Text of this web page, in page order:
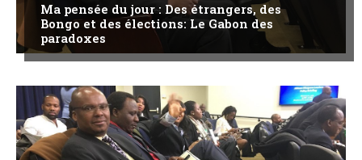
Ma pensée du jour : Des étrangers, des
Bongo et des élections: Le Gabon des
paradoxes